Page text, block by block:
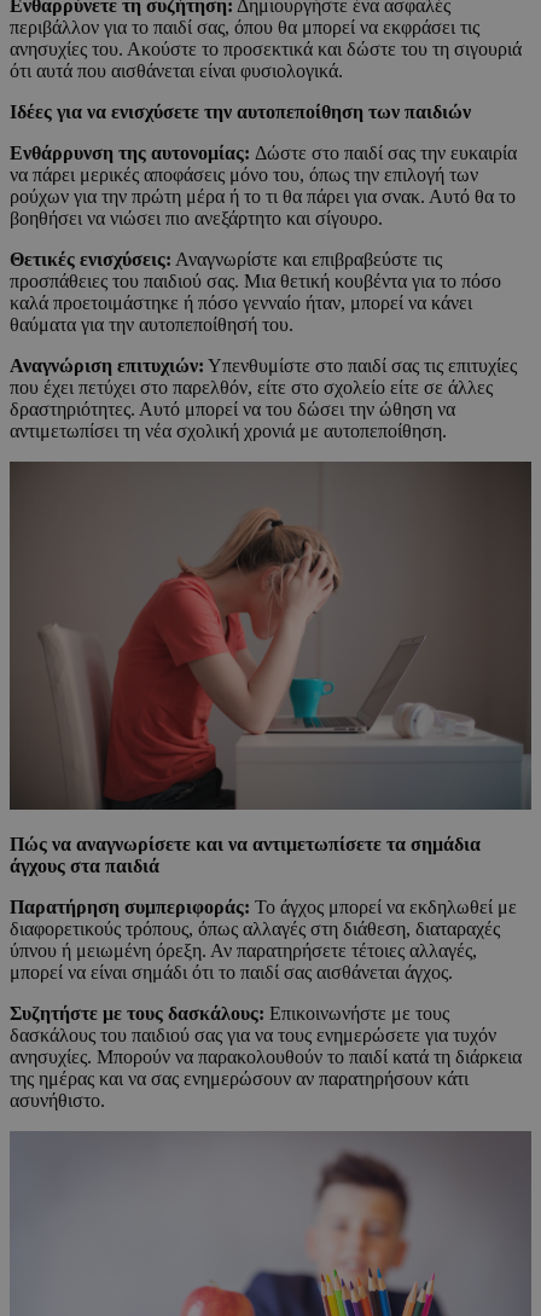
Ενθαρρύνετε τη συζήτηση: Δημιουργήστε ένα ασφαλές
περιβάλλον για το παιδί σας, όπου θα μπορεί να εκφράσει τις
ανησυχίες του. Ακούστε το προσεκτικά και δώστε του τη σιγουριά
ότι αυτά που αισθάνεται είναι φυσιολογικά.
Ιδέες για να ενισχύσετε την αυτοπεποίθηση των παιδιών
Ενθάρρυνση της αυτονομίας: Δώστε στο παιδί σας την ευκαιρία
να πάρει μερικές αποφάσεις μόνο του, όπως την επιλογή των
ρούχων για την πρώτη μέρα ή το τι θα πάρει για σνακ. Αυτό θα το
βοηθήσει να νιώσει πιο ανεξάρτητο και σίγουρο.
Θετικές ενισχύσεις: Αναγνωρίστε και επιβραβεύστε τις
προσπάθειες του παιδιού σας. Μια θετική κουβέντα για το πόσο
καλά προετοιμάστηκε ή πόσο γενναίο ήταν, μπορεί να κάνει
θαύματα για την αυτοπεποίθησή του.
Αναγνώριση επιτυχιών: Υπενθυμίστε στο παιδί σας τις επιτυχίες
που έχει πετύχει στο παρελθόν, είτε στο σχολείο είτε σε άλλες
δραστηριότητες. Αυτό μπορεί να του δώσει την ώθηση να
αντιμετωπίσει τη νέα σχολική χρονιά με αυτοπεποίθηση.
Πώς να αναγνωρίσετε και να αντιμετωπίσετε τα σημάδια
άγχους στα παιδιά
Παρατήρηση συμπεριφοράς: Το άγχος μπορεί να εκδηλωθεί με
διαφορετικούς τρόπους, όπως αλλαγές στη διάθεση, διαταραχές
ύπνου ή μειωμένη όρεξη. Αν παρατηρήσετε τέτοιες αλλαγές,
μπορεί να είναι σημάδι ότι το παιδί σας αισθάνεται άγχος.
Συζητήστε με τους δασκάλους: Επικοινωνήστε με τους
δασκάλους του παιδιού σας για να τους ενημερώσετε για τυχόν
ανησυχίες. Μπορούν να παρακολουθούν το παιδί κατά τη διάρκεια
της ημέρας και να σας ενημερώσουν αν παρατηρήσουν κάτι
ασυνήθιστο.